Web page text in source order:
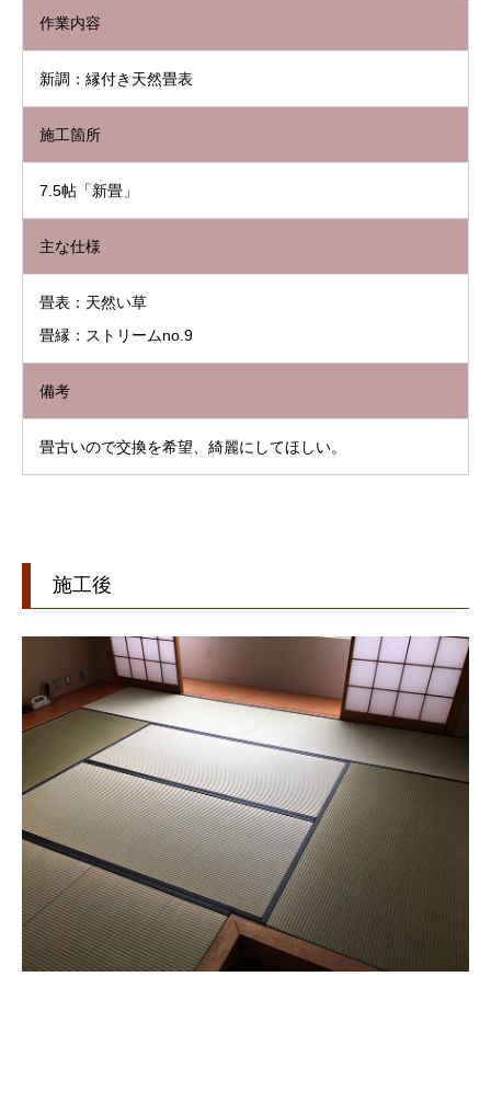
作業内容
新調：縁付き天然畳表
施工箇所
7.5帖「新畳」
主な仕様
畳表：天然い草
畳縁：ストリームno.9
備考
畳古いので交換を希望、綺麗にしてほしい。
施工後